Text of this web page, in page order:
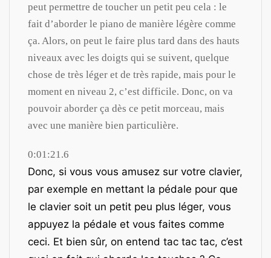
peut permettre de toucher un petit peu cela : le
fait d’aborder le piano de manière légère comme
ça. Alors, on peut le faire plus tard dans des hauts
niveaux avec les doigts qui se suivent, quelque
chose de très léger et de très rapide, mais pour le
moment en niveau 2, c’est difficile. Donc, on va
pouvoir aborder ça dès ce petit morceau, mais
avec une manière bien particulière.
0:01:21.6
Donc, si vous vous amusez sur votre clavier,
par exemple en mettant la pédale pour que
le clavier soit un petit peu plus léger, vous
appuyez la pédale et vous faites comme
ceci. Et bien sûr, on entend tac tac tac, c’est